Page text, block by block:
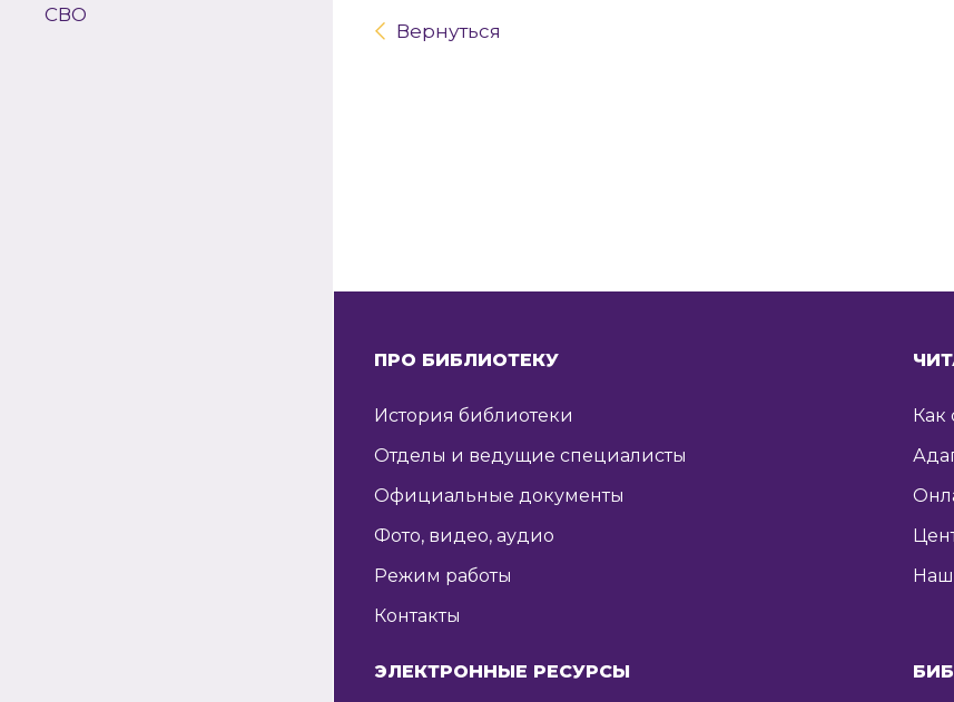
СВО
Вернуться
ПРО БИБЛИОТЕКУ
История библиотеки
Отделы и ведущие специалисты
Официальные документы
Фото, видео, аудио
Режим работы
Контакты
Как
ЭЛЕКТРОННЫЕ РЕСУРСЫ